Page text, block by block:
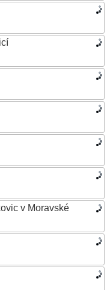
v Moravské